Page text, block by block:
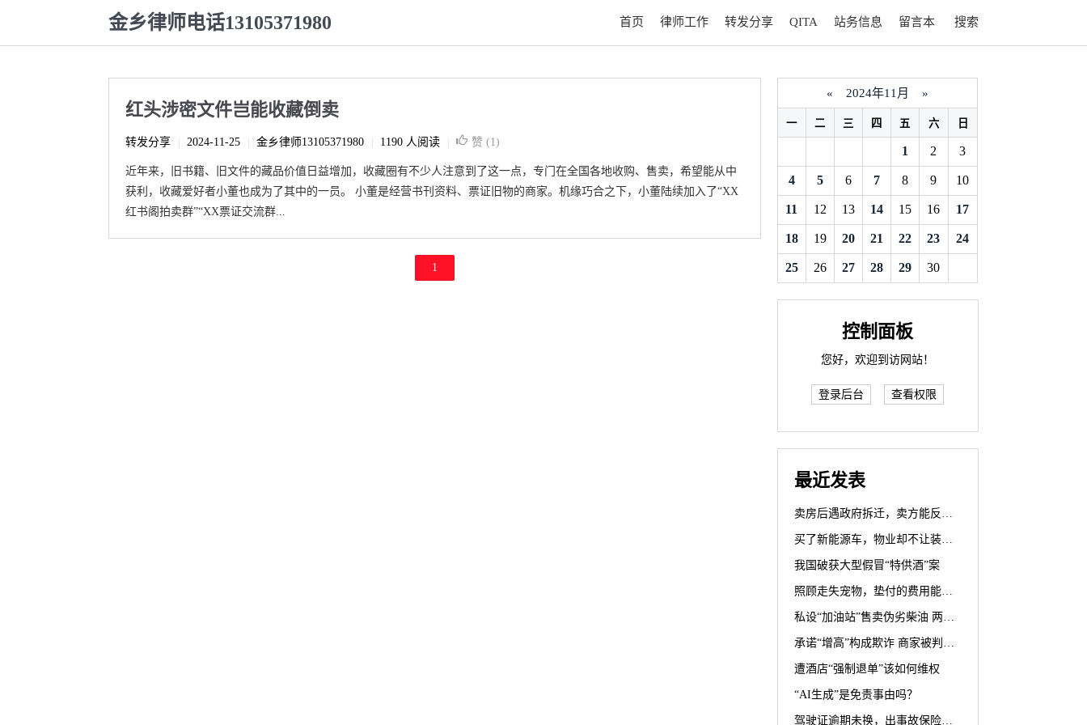
金乡律师电话13105371980 首页 律师工作 转发分享 QITA 站务信息 留言本 搜索
红头涉密文件岂能收藏倒卖
转发分享 2024-11-25 金乡律师13105371980 1190 人阅读 赞 (1)
近年来，旧书籍、旧文件的藏品价值日益增加，收藏圈有不少人注意到了这一点，专门在全国各地收购、售卖，希望能从中
获利，收藏爱好者小董也成为了其中的一员。 小董是经营书刊资料、票证旧物的商家。机缘巧合之下，小董陆续加入了“XX
红书阁拍卖群”“XX票证交流群...
1
« 2024年11月 »
一 二 三 四 五 六 日
1 2 3
4 5 6 7 8 9 10
11 12 13 14 15 16 17
18 19 20 21 22 23 24
25 26 27 28 29 30
控制面板
您好，欢迎到访网站！
登录后台 查看权限
最近发表
卖房后遇政府拆迁，卖方能反悔？
买了新能源车，物业却不让装充电桩？
我国破获大型假冒“特供酒”案
照顾走失宠物，垫付的费用能要回吗？
私设“加油站”售卖伪劣柴油 两被告人犯生产、销售伪劣产品罪获刑罚
承诺“增高”构成欺诈 商家被判退一赔三
遭酒店“强制退单”该如何维权
“AI生成”是免责事由吗？
驾驶证逾期未换，出事故保险公司赔不赔？